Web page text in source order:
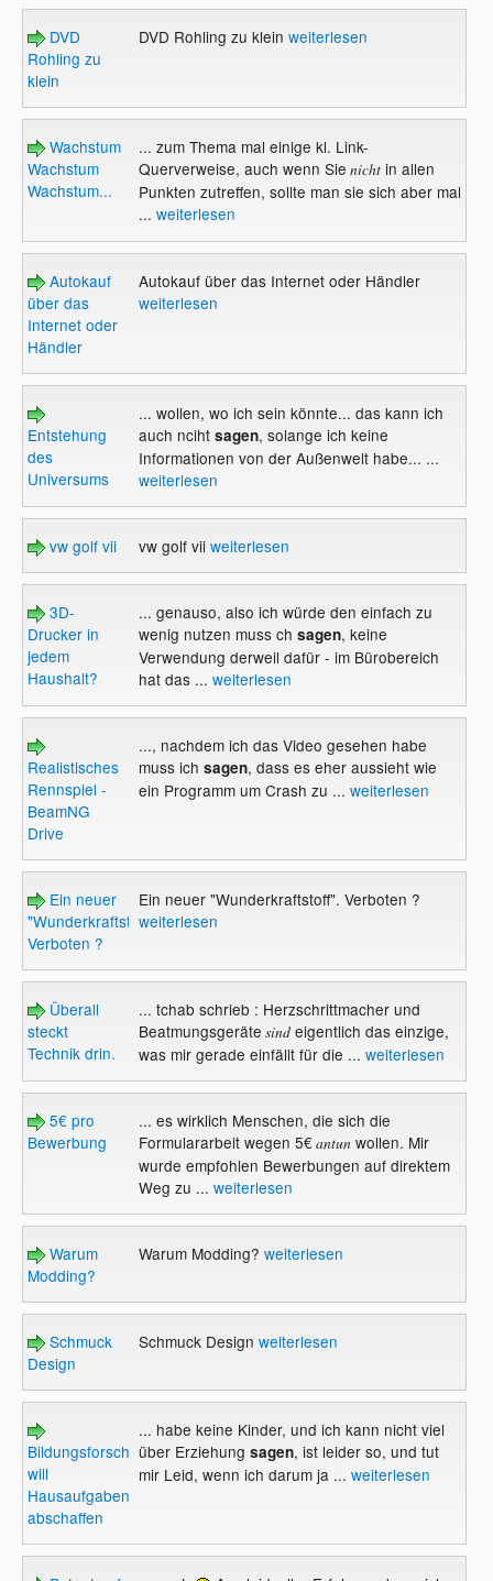
DVD
Rohling zu
klein
DVD Rohling zu klein weiterlesen
Wachstum
Wachstum
Wachstum...
... zum Thema mal einige kl. Link-
Querverweise, auch wenn Sie nichtin allen
Punkten zutreffen, sollte man sie sich aber mal
... weiterlesen
Autokauf
über das
Internet oder
Händler
Autokauf über das Internet oder Händler
weiterlesen
Entstehung
des
Universums
... wollen, wo ich sein könnte... das kann ich
auch ncihtsagen, solange ich keine
Informationen von der Außenwelt habe... ...
weiterlesen
vw golf vii vw golf vii weiterlesen
3D-
Drucker in
jedem
Haushalt?
... genauso, also ich würde den einfach zu
wenig nutzen muss ch sagen, keine
Verwendung derweil dafür - im Bürobereich
hat das ... weiterlesen
Realistisches
Rennspiel -
BeamNG
Drive
..., nachdem ich das Video gesehen habe
muss ich sagen, dass es eher aussieht wie
ein Programm um Crash zu ... weiterlesen
Ein neuer
"Wunderkraftstoff".
Verboten ?
Ein neuer "Wunderkraftstoff". Verboten ?
weiterlesen
Überall
steckt
Technik drin.
... tchab schrieb : Herzschrittmacher und
Beatmungsgeräte sindeigentlich das einzige,
was mir gerade einfällt für die ... weiterlesen
5€ pro
Bewerbung
... es wirklich Menschen, die sich die
Formulararbeit wegen 5€antunwollen. Mir
wurde empfohlen Bewerbungen auf direktem
Weg zu ... weiterlesen
Warum
Modding?
Warum Modding? weiterlesen
Schmuck
Design
Schmuck Design weiterlesen
Bildungsforscherin
will
Hausaufgaben
abschaffen
... habe keine Kinder, und ich kann nicht viel
über Erziehung sagen, ist leider so, und tut
mir Leid, wenn ich darum ja ... weiterlesen